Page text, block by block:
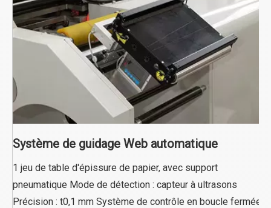
Système de guidage Web automatique
1 jeu de table d'épissure de papier, avec support
pneumatique Mode de détection : capteur à ultrasons
Précision : t0,1 mm Système de contrôle en boucle fermée